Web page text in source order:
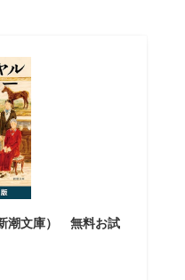
潮文庫） 無料お試